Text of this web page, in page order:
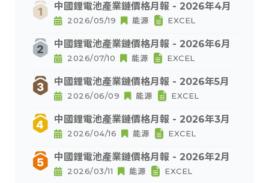
中國鋰電池產業鏈價格月報 - 2026年4月
2026/05/19 能源 EXCEL
中國鋰電池產業鏈價格月報 - 2026年6月
2026/07/10 能源 EXCEL
中國鋰電池產業鏈價格月報 - 2026年5月
2026/06/09 能源 EXCEL
中國鋰電池產業鏈價格月報 - 2026年3月
2026/04/16 能源 EXCEL
中國鋰電池產業鏈價格月報 - 2026年2月
2026/03/11 能源 EXCEL